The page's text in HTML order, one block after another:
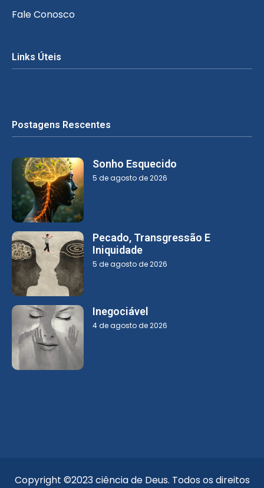
Fale Conosco
Links Úteis
Postagens Rescentes
Sonho Esquecido
5 de agosto de 2026
Pecado, Transgressão E
Iniquidade
5 de agosto de 2026
Inegociável
4 de agosto de 2026
Copyright ©2023 ciência de Deus. Todos os direitos